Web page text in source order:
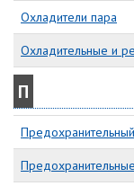
Охладители пара
Охладительные и
П